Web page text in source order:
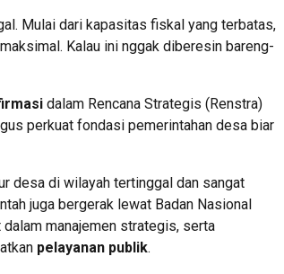
Mulai dari kapasitas fiskal yang terbatas,
Kalau ini nggak diberesin bareng-
dalam Rencana Strategis (Renstra)
perkuat fondasi pemerintahan desa biar
desa di wilayah tertinggal dan sangat
juga bergerak lewat Badan Nasional
manajemen strategis, serta
pelayanan publik.